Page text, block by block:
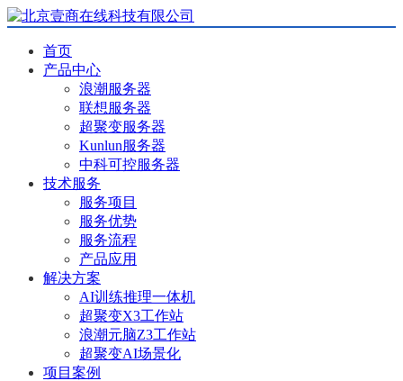
首页
产品中心
浪潮服务器
联想服务器
超聚变服务器
Kunlun服务器
中科可控服务器
技术服务
服务项目
服务优势
服务流程
产品应用
解决方案
AI训练推理一体机
超聚变X3工作站
浪潮元脑Z3工作站
超聚变AI场景化
项目案例